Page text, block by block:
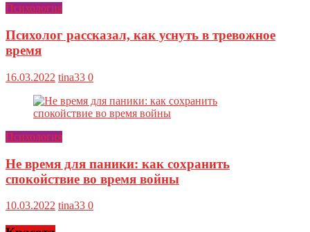
Психология
Психолог рассказал, как уснуть в тревожное
время
16.03.2022 tina33 0
Психология
Не время для паники: как сохранить
спокойствие во время войны
10.03.2022 tina33 0